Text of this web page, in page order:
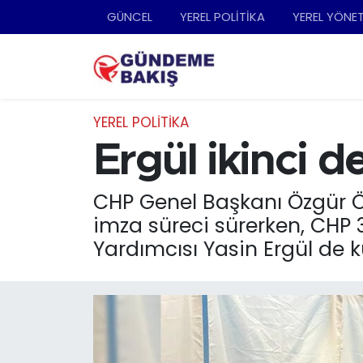
GÜNCEL YEREL POLİTİKA YEREL
YEREL POLİTİKA
Ergül ikinci
CHP Genel Başkanı
imza süreci sürerken,
Yardımcısı Yasin Ergül
Ankara
DÜNYA
Nöbetçi Eczaneler
Trafik Durumu
Süper Lig Puan Durumu ve Fikstür
Tüm Manşetler